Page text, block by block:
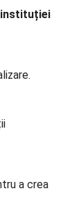
instituției
a crea